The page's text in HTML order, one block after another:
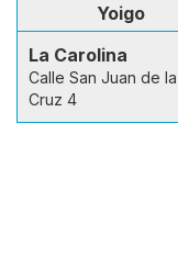
Yoigo
La Carolina
Calle San Juan de la
Cruz 4